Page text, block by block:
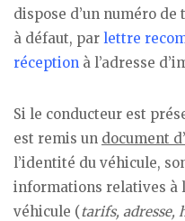
dispose d’un numéro
à défaut, par lettre
réception à l’adresse
Si le conducteur est
est remis un document
l’identité du véhicule,
informations relatives à
véhicule (tarifs, adresse,